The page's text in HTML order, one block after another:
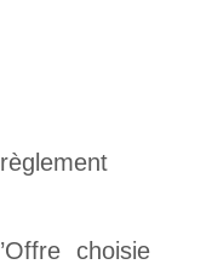
choisie